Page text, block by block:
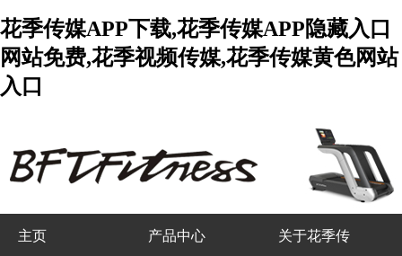
花季传媒APP下载,花季传媒APP隐藏入口
网站免费,花季视频传媒,花季传媒黄色网站
入口
主页 产品中心 关于花季传